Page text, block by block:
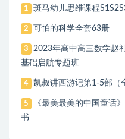
1 斑马幼儿思维课程
2 可怕的科学全套63册
3
2023年高中高三数学赵
基础启航专题班
4 凯叔讲西游记第1-5部（
5
《最美最美的中国童话
书